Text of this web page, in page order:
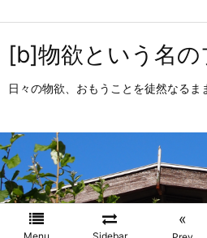
[b]物欲という名
日々の物欲、おもうことを徒然なるま
«